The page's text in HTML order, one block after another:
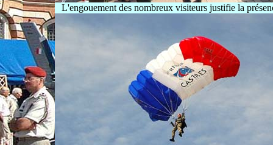
L'engouement des nombreux visiteurs justifie la